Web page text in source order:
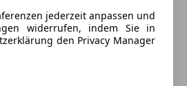
jederzeit anpassen und
widerrufen, indem Sie in
den Privacy Manager